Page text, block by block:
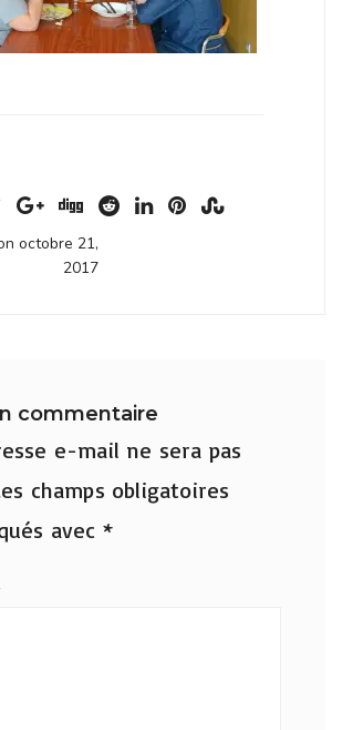
octobre 21,
2017
commentaire
e-mail ne sera pas
champs obligatoires
avec *